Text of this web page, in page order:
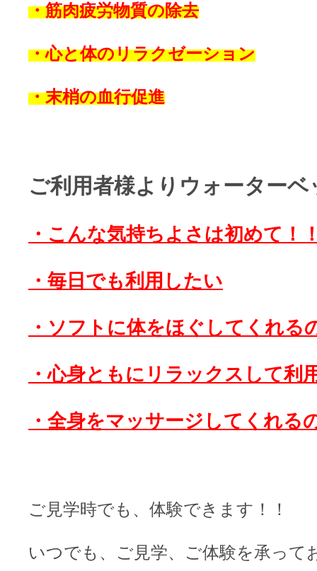
・筋肉疲労物質の除去
・心と体のリラクゼーション
・末梢の血行促進
ご利用者様よりウォーターベ
・こんな気持ちよさは初めて！
・毎日でも利用したい
・ソフトに体をほぐしてくれる
・心身ともにリラックスして利
・全身をマッサージしてくれる
ご見学時でも、体験できます！！
いつでも、ご見学、ご体験を承って